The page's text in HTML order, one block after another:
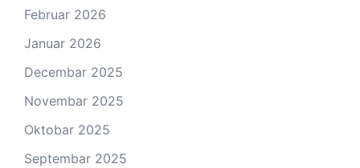
Februar 2026
Januar 2026
Decembar 2025
Novembar 2025
Oktobar 2025
Septembar 2025